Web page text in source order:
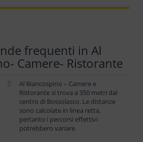
frequenti in Al
Camere- Ristorante
Al Biancospino – Camere e
Ristorante si trova a 350 metri dal
centro di Bossolasco. Le distanze
sono calcolate in linea retta,
pertanto i percorsi effettivi
potrebbero variare.